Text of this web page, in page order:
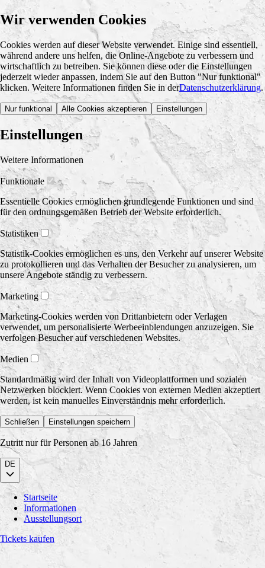
Wir verwenden Cookies
Cookies werden auf dieser Website verwendet. Einige sind essentiell,
während andere uns helfen, die Online-Angebote zu verbessern und
wirtschaftlich zu betreiben. Sie können diese oder die Einstellungen
jederzeit wieder anpassen, indem Sie auf den Button "Nur funktional"
klicken. Weitere Informationen finden Sie in derDatenschutzerklärung.
Nur funktional Alle Cookies akzeptieren Einstellungen
Einstellungen
Weitere Informationen
Funktionale
Essentielle Cookies ermöglichen grundlegende Funktionen und sind
für den ordnungsgemäßen Betrieb der Website erforderlich.
Statistiken
Statistik-Cookies ermöglichen es uns, den Verkehr auf unserer Website
zu protokollieren und das Verhalten der Besucher zu analysieren, um
unsere Angebote ständig zu verbessern.
Marketing
Marketing-Cookies werden von Drittanbietern oder Verlagen
verwendet, um personalisierte Werbeeinblendungen anzuzeigen. Sie
verfolgen Besucher auf verschiedenen Websites.
Medien
Standardmäßig wird der Inhalt von Videoplattformen und sozialen
Netzwerken blockiert. Wenn Cookies von externen Medien akzeptiert
werden, ist kein manuelles Einverständnis mehr erforderlich.
Schließen Einstellungen speichern
Zutritt nur für Personen ab 16 Jahren
DE
Startseite
Informationen
Ausstellungsort
Tickets kaufen